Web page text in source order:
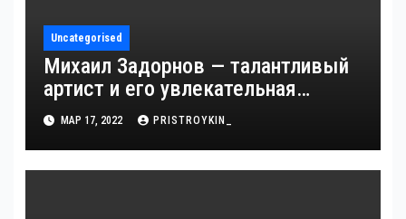
Uncategorised
Михаил Задорнов — талантливый
артист и его увлекательная
биография — выдающиеся
достижения, известность и
интересные факты из личной
жизни!
МАР 17, 2022 PRISTROYKIN_